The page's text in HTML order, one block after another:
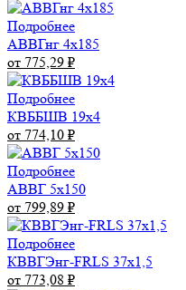
Подробнее
АВВГнг 4х185
от 775,29 ₽
Подробнее
КВББШВ 19х4
от 774,10 ₽
Подробнее
АВВГ 5х150
от 799,89 ₽
Подробнее
КВВГЭнг-FRLS 37х1,5
от 773,08 ₽